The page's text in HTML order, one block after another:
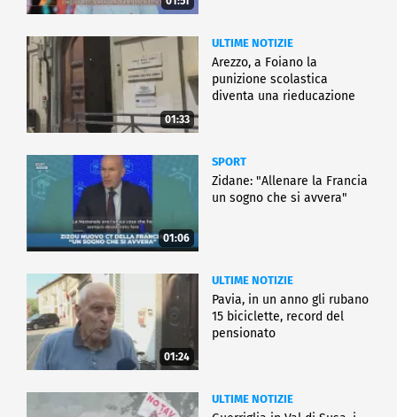
01:33
ULTIME NOTIZIE
Arezzo, a Foiano la
punizione scolastica
diventa una rieducazione
01:06
SPORT
Zidane: "Allenare la Francia
un sogno che si avvera"
01:24
ULTIME NOTIZIE
Pavia, in un anno gli rubano
15 biciclette, record del
pensionato
ULTIME NOTIZIE